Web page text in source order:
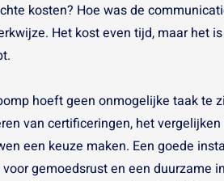
kosten? Hoe was de
Het kost even tijd, maar het
hoeft geen onmogelijke taak te
van certificeringen, het
een keuze maken. Een goede
gemoedsrust en een duurzame